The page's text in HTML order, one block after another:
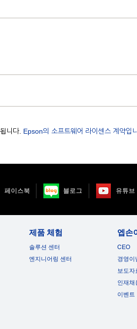
니다. Epson의 소프트웨어 라이센스 계약입
페이스북 블로그 유튜브
제품 체험
솔루션 센터
엔지니어링 센터
엡손
CEO
경영이
보도자
인재채
이벤트